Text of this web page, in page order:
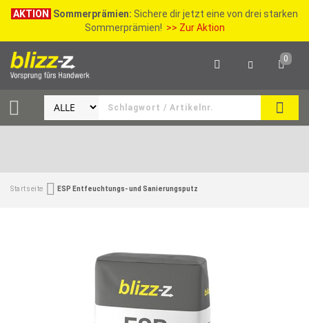
AKTION Sommerprämien: Sichere dir jetzt eine von drei starken
Sommerprämien! >> Zur Aktion
0
Startseite ESP Entfeuchtungs- und Sanierungsputz